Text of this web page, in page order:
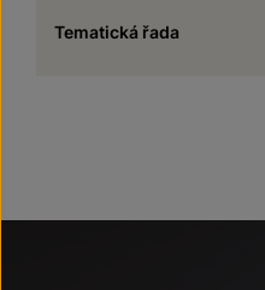
Tematická řada